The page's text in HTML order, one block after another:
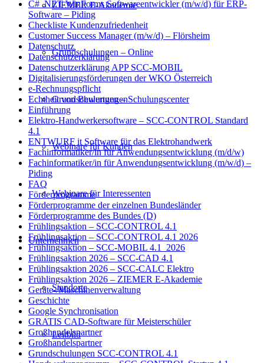
ZIEMER E-Akademie
Grundschulungen – Online
Grundschulungen – Schulungscenter
Webinare für Kunden
Webinare für Interessenten
Unternehmen
Standorte
Leitbild
C# .NET-WinForms Softwareentwickler (m/w/d) für ERP-
Software – Piding
Checkliste Kundenzufriedenheit
Customer Success Manager (m/w/d) – Flörsheim
Datenschutz
Datenschutzerklärung
Datenschutzerklärung APP SCC-MOBIL
Digitalisierungsförderungen der WKO Österreich
e-Rechnungspflicht
Echtheit von Bewertungen
Einführung
Elektro-Handwerkersoftware – SCC-CONTROL Standard
4.1
ENTWURF it Software für das Elektrohandwerk
Fachinformatiker/in für Anwendungsentwicklung (m/d/w)
Fachinformatiker/in für Anwendungsentwicklung (m/w/d) –
Piding
FAQ
Förderprogramme
Förderprogramme der einzelnen Bundesländer
Förderprogramme des Bundes (D)
Frühlingsaktion – SCC-CONTROL 4.1
Frühlingsaktion – SCC-CONTROL 4.1 2026
Frühlingsaktion – SCC-MOBIL 4.1_2026
Frühlingsaktion 2026 – SCC-CAD 4.1
Frühlingsaktion 2026 – SCC-CALC Elektro
Frühlingsaktion 2026 – ZIEMER E-Akademie
Geräte-/Maschinenverwaltung
Geschichte
Google Synchronisation
GRATIS CAD-Software für Meisterschüler
Großhandelspartner
Großhandelspartner
Grundschulungen SCC-CONTROL 4.1